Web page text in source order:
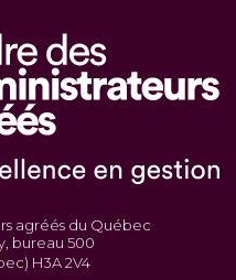
agréés du Québec
bureau 500
H3A 2V4